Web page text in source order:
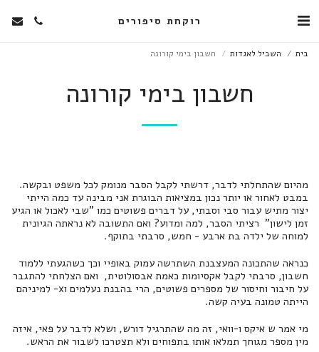
רוקחת סיפורים
בית השביל לאגדות חשבון בימי קורונה
חשבון בימי קורונה
מהיום שהתחלתי לדבר, דרשתי לקבל הסבר מנומק לכל משפט ובקשה.
במבט לאחור או יותר נכון במציאות הבוגרת אני מבינה עד כמה הייתי
יצור מתיש עבור סבי וסבתי, על דברים פשוטים כמו "שבי לאכול או הגיע
זמן לישון" רציתי הסבר, למה ומדוע? ואם התשובה לא נראתה הגיונית
למוחה של ילדה בת ארבע - חמש, סרבתי בתוקף.
כנראה שהתכונה המעצבנת השתרשה עמוק באופיי וכך כשהגעתי ללמוד
חשבון, סרבתי לקבל אקסיומות כאמת אבסולוטית, ואם הצלחתי להתגבר
על חיבור וחיסור של מספרים פשוטים, הרי בהבנת נעלמים וx- למיניהם
הייתה טמונה בעיה קשה.
מי אמר ש איקס ו-וואי, זה מה שהתרגיל דורש, ושלא לדבר על פאי, איזה
מין מספר מגוחך תמלאו אותו בתפוחים ולא תצטרכו לשבור את הראש.